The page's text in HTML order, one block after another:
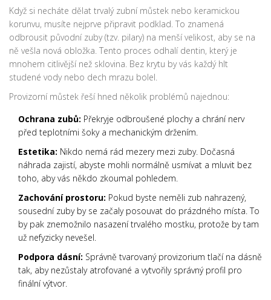
Když si necháte dělat trvalý zubní můstek nebo keramickou
korunvu, musíte nejprve připravit podklad. To znamená
odbrousit původní zuby (tzv. pilary) na menší velikost, aby se na
ně vešla nová obložka. Tento proces odhalí dentin, který je
mnohem citlivější než sklovina. Bez krytu by vás každý hlt
studené vody nebo dech mrazu bolel.
Provizorní můstek řeší hned několik problémů najednou:
Ochrana zubů: Překryje odbroušené plochy a chrání nerv
před teplotními šoky a mechanickým držením.
Estetika: Nikdo nemá rád mezery mezi zuby. Dočasná
náhrada zajistí, abyste mohli normálně usmívat a mluvit bez
toho, aby vás někdo zkoumal pohledem.
Zachování prostoru: Pokud byste neměli zub nahrazený,
sousední zuby by se začaly posouvat do prázdného místa. To
by pak znemožnilo nasazení trvalého mostku, protože by tam
už nefyzicky nevešel.
Podpora dásní: Správně tvarovaný provizorium tlačí na dásně
tak, aby nezůstaly atrofované a vytvořily správný profil pro
finální výtvor.